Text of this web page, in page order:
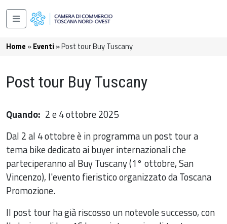
Salta al contenuto principale
Navigazione principale
Briciole di pane
Home Eventi Post tour Buy Tuscany
Post tour Buy Tuscany
Quando 2 e 4 ottobre 2025
Dal 2 al 4 ottobre è in programma un post tour a
tema bike dedicato ai buyer internazionali che
parteciperanno al Buy Tuscany (1° ottobre, San
Vincenzo), l'evento fieristico organizzato da Toscana
Promozione.
Il post tour ha già riscosso un notevole successo, con